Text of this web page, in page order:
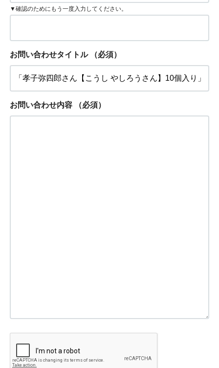
▼確認のためにもう一度入力してください。
お問い合わせタイトル （必須）
お問い合わせ内容 （必須）